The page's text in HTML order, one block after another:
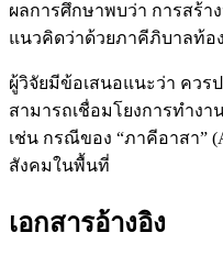
ผลการศึกษาพบว่า การสร้
แนวคิดว่าด้วยภาคีภิบาลท้อ
ผู้วิจัยมีข้อเสนอแนะว่า ควร
สามารถเชื่อมโยงการทำง
เช่น กรณีของ “ภาคีอาสา”
สังคมในพื้นที่
เอกสารอ้างอิง